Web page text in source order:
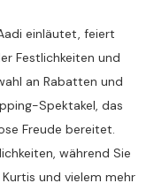
einläutet, feiert
Festlichkeiten und
an Rabatten und
Spektakel, das
Freude bereitet.
während Sie
und vielem mehr